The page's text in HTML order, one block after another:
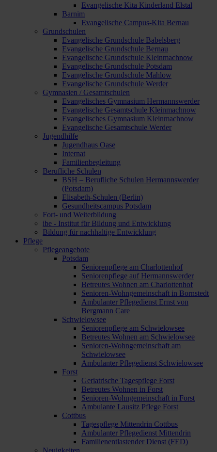
Evangelische Kita Kinderland Elstal
Barnim
Evangelische Campus-Kita Bernau
Grundschulen
Evangelische Grundschule Babelsberg
Evangelische Grundschule Bernau
Evangelische Grundschule Kleinmachnow
Evangelische Grundschule Potsdam
Evangelische Grundschule Mahlow
Evangelische Grundschule Werder
Gymnasien / Gesamtschulen
Evangelisches Gymnasium Hermannswerder
Evangelische Gesamtschule Kleinmachnow
Evangelisches Gymnasium Kleinmachnow
Evangelische Gesamtschule Werder
Jugendhilfe
Jugendhaus Oase
Internat
Familienbegleitung
Berufliche Schulen
BSH – Berufliche Schulen Hermannswerder
(Potsdam)
Elisabeth-Schulen (Berlin)
Gesundheitscampus Potsdam
Fort- und Weiterbildung
ibe - Institut für Bildung und Entwicklung
Bildung für nachhaltige Entwicklung
Pflege
Pflegeangebote
Potsdam
Seniorenpflege am Charlottenhof
Seniorenpflege auf Hermannswerder
Betreutes Wohnen am Charlottenhof
Senioren-Wohngemeinschaft in Bornstedt
Ambulanter Pflegedienst Ernst von
Bergmann Care
Schwielowsee
Seniorenpflege am Schwielowsee
Betreutes Wohnen am Schwielowsee
Senioren-Wohngemeinschaft am
Schwielowsee
Ambulanter Pflegedienst Schwielowsee
Forst
Geriatrische Tagespflege Forst
Betreutes Wohnen in Forst
Senioren-Wohngemeinschaft in Forst
Ambulante Lausitz Pflege Forst
Cottbus
Tagespflege Mittendrin Cottbus
Ambulanter Pflegedienst Mittendrin
Familienentlastender Dienst (FED)
Neuigkeiten